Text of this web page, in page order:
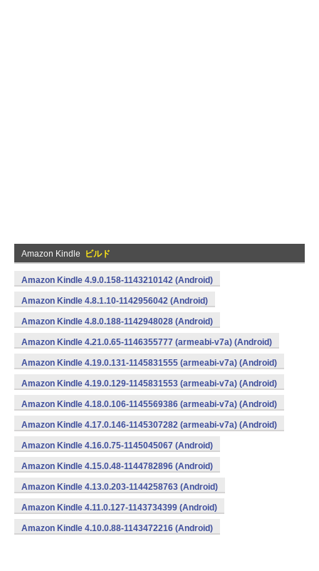
Amazon Kindle ビルド
Amazon Kindle 4.9.0.158-1143210142 (Android)
Amazon Kindle 4.8.1.10-1142956042 (Android)
Amazon Kindle 4.8.0.188-1142948028 (Android)
Amazon Kindle 4.21.0.65-1146355777 (armeabi-v7a) (Android)
Amazon Kindle 4.19.0.131-1145831555 (armeabi-v7a) (Android)
Amazon Kindle 4.19.0.129-1145831553 (armeabi-v7a) (Android)
Amazon Kindle 4.18.0.106-1145569386 (armeabi-v7a) (Android)
Amazon Kindle 4.17.0.146-1145307282 (armeabi-v7a) (Android)
Amazon Kindle 4.16.0.75-1145045067 (Android)
Amazon Kindle 4.15.0.48-1144782896 (Android)
Amazon Kindle 4.13.0.203-1144258763 (Android)
Amazon Kindle 4.11.0.127-1143734399 (Android)
Amazon Kindle 4.10.0.88-1143472216 (Android)